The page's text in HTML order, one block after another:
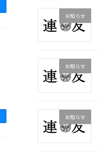
お知らせ
お知らせ
お知らせ